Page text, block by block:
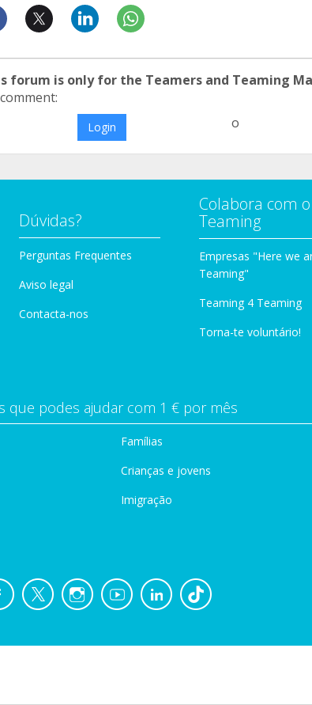
forum is only for the Teamers and Teaming
Login o
Dúvidas?
Perguntas Frequentes
Aviso legal
Contacta-nos
Colabora com o
Teaming
Empresas "Here we
Teaming"
Teaming 4 Teaming
Torna-te voluntário!
que podes ajudar com 1 € por mês
Famílias
Crianças e jovens
Imigração